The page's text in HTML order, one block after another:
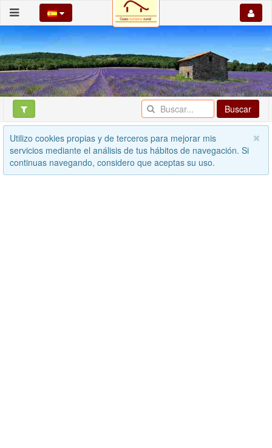
Buscar
Utilizo cookies propias y de terceros para mejorar mis
servicios mediante el análisis de tus hábitos de navegación. Si
continuas navegando, considero que aceptas su uso.